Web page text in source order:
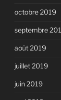
octobre 2019
septembre
août 2019
juillet 2019
juin 2019